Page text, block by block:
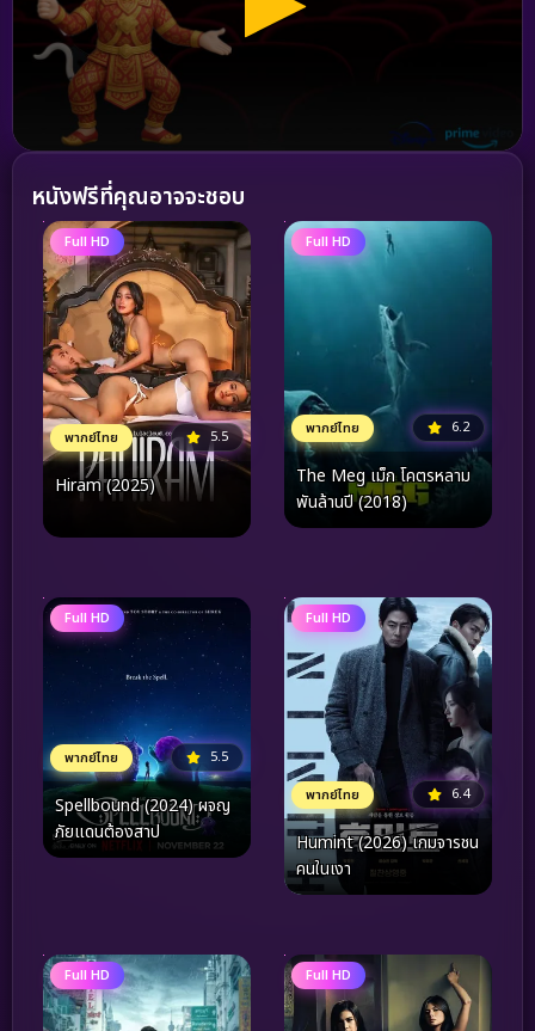
หนังฟรีที่คุณอาจจะชอบ
Full HD
พากย์ไทย 5.5
Hiram (2025)
Full HD
พากย์ไทย 6.2
The Meg เม็ก โคตรหลาม
พันล้านปี (2018)
Full HD
พากย์ไทย 5.5
Spellbound (2024) ผจญ
ภัยแดนต้องสาป
Full HD
พากย์ไทย 6.4
Humint (2026) เกมจารชน
คนในเงา
Full HD Full HD